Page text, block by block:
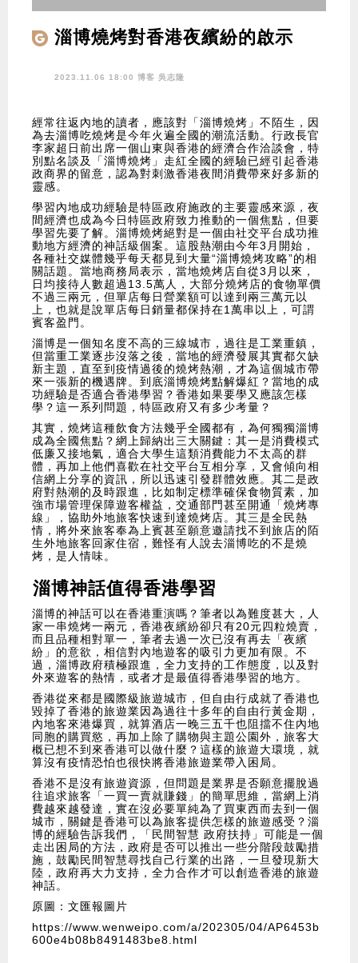
淄博燒烤對香港夜繽紛的啟示
2023.11.06 18:00 博客 吳志隆
經常往返內地的讀者，應該對「淄博燒烤」不陌生，因
為去淄博吃燒烤是今年火遍全國的潮流活動。行政長官
李家超日前出席一個山東與香港的經濟合作洽談會，特
別點名談及「淄博燒烤」走紅全國的經驗已經引起香港
政商界的留意，認為對刺激香港夜間消費帶來好多新的
靈感。
學習內地成功經驗是特區政府施政的主要靈感來源，夜
間經濟也成為今日特區政府致力推動的一個焦點，但要
學習先要了解。淄博燒烤絕對是一個由社交平台成功推
動地方經濟的神話級個案。這股熱潮由今年3月開始，
各種社交媒體幾乎每天都見到大量“淄博燒烤攻略”的相
關話題。當地商務局表示，當地燒烤店自從3月以來，
日均接待人數超過13.5萬人，大部分燒烤店的食物單價
不過三兩元，但單店每日營業額可以達到兩三萬元以
上，也就是說單店每日銷量都保持在1萬串以上，可謂
賓客盈門。
淄博是一個知名度不高的三線城市，過往是工業重鎮，
但當重工業逐步沒落之後，當地的經濟發展其實都欠缺
新主題，直至到疫情過後的燒烤熱潮，才為這個城市帶
來一張新的機遇牌。到底淄博燒烤點解爆紅？當地的成
功經驗是否適合香港學習？香港如果要學又應該怎樣
學？這一系列問題，特區政府又有多少考量？
其實，燒烤這種飲食方法幾乎全國都有，為何獨獨淄博
成為全國焦點？網上歸納出三大關鍵：其一是消費模式
低廉又接地氣，適合大學生這類消費能力不太高的群
體，再加上他們喜歡在社交平台互相分享，又會傾向相
信網上分享的資訊，所以迅速引發群體效應。其二是政
府對熱潮的及時跟進，比如制定標準確保食物質素，加
強市場管理保障遊客權益，交通部門甚至開通「燒烤專
線」，協助外地旅客快速到達燒烤店。其三是全民熱
情，將外來旅客奉為上賓甚至願意邀請找不到旅店的陌
生外地旅客回家住宿，難怪有人說去淄博吃的不是燒
烤，是人情味。
淄博神話值得香港學習
淄博的神話可以在香港重演嗎？筆者以為難度甚大，人
家一串燒烤一兩元，香港夜繽紛卻只有20元四粒燒賣，
而且品種相對單一，筆者去過一次已沒有再去「夜繽
紛」的意欲，相信對內地遊客的吸引力更加有限。不
過，淄博政府積極跟進，全力支持的工作態度，以及對
外來遊客的熱情，或者才是最值得香港學習的地方。
香港從來都是國際級旅遊城市，但自由行成就了香港也
毀掉了香港的旅遊業因為過往十多年的自由行黃金期，
內地客來港爆買，就算酒店一晚三五千也阻擋不住內地
同胞的購買慾，再加上除了購物與主題公園外，旅客大
概已想不到來香港可以做什麼？這樣的旅遊大環境，就
算沒有疫情恐怕也很快將香港旅遊業帶入困局。
香港不是沒有旅遊資源，但問題是業界是否願意擺脫過
往追求旅客「一買一賣就賺錢」的簡單思維，當網上消
費越來越發達，實在沒必要單純為了買東西而去到一個
城市，關鍵是香港可以為旅客提供怎樣的旅遊感受？淄
博的經驗告訴我們，「民間智慧 政府扶持」可能是一個
走出困局的方法，政府是否可以推出一些分階段鼓勵措
施，鼓勵民間智慧尋找自己行業的出路，一旦發現新大
陸，政府再大力支持，全力合作才可以創造香港的旅遊
神話。
原圖：文匯報圖片
https://www.wenweipo.com/a/202305/04/AP6453b
600e4b08b8491483be8.html